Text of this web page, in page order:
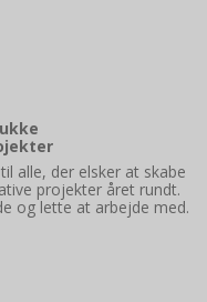
alle, der elsker at skabe
projekter året rundt.
og lette at arbejde med.